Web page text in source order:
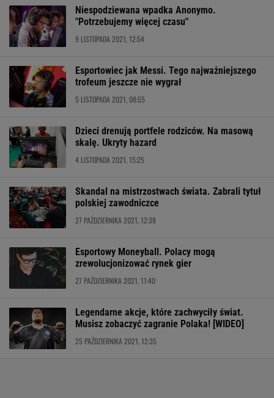
Niespodziewana wpadka Anonymo.
"Potrzebujemy więcej czasu"
9 LISTOPADA 2021, 12:54
Esportowiec jak Messi. Tego najważniejszego
trofeum jeszcze nie wygrał
5 LISTOPADA 2021, 08:55
Dzieci drenują portfele rodziców. Na masową
skalę. Ukryty hazard
4 LISTOPADA 2021, 15:25
Skandal na mistrzostwach świata. Zabrali tytuł
polskiej zawodniczce
27 PAŹDZIERNIKA 2021, 12:38
Esportowy Moneyball. Polacy mogą
zrewolucjonizować rynek gier
27 PAŹDZIERNIKA 2021, 11:40
Legendarne akcje, które zachwyciły świat.
Musisz zobaczyć zagranie Polaka! [WIDEO]
25 PAŹDZIERNIKA 2021, 12:35